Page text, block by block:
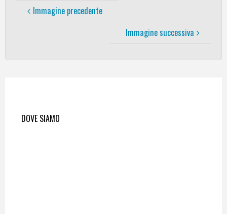
Immagine precedente
Immagine successiva
DOVE SIAMO